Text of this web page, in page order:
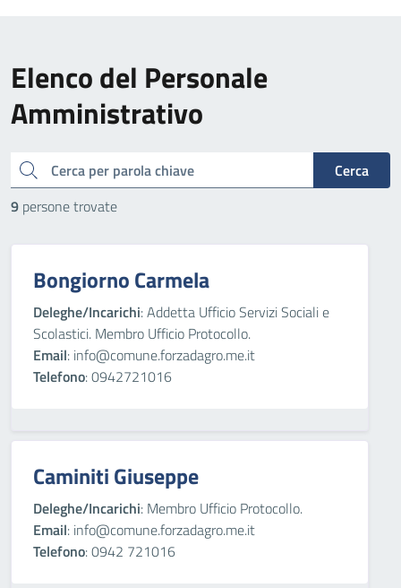
Elenco del Personale
Amministrativo
cerca
Cerca
9 persone trovate
Bongiorno Carmela
Deleghe/Incarichi: Addetta Ufficio Servizi Sociali e
Scolastici. Membro Ufficio Protocollo.
Email: info@comune.forzadagro.me.it
Telefono: 0942721016
Caminiti Giuseppe
Deleghe/Incarichi: Membro Ufficio Protocollo.
Email: info@comune.forzadagro.me.it
Telefono: 0942 721016